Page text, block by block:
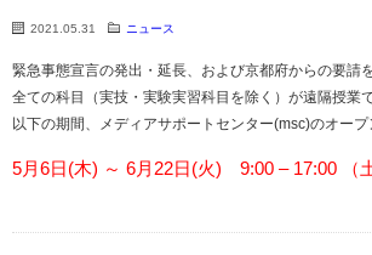
2021.05.31 ニュース
緊急事態宣言の発出・延長、および京都府からの要請を
全ての科目（実技・実験実習科目を除く）が遠隔授業
以下の期間、メディアサポートセンター(msc)のオープ
5月6日(木) ～ 6月22日(火) 9:00 – 17:00 （